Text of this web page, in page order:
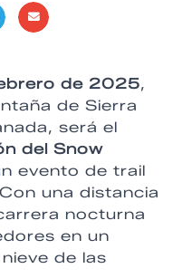
de 2025,
de Sierra
será el
del Snow
evento de trail
una distancia
nocturna
en un
de las